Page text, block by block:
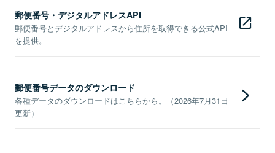
郵便番号・デジタルアドレスAPI
郵便番号とデジタルアドレスから住所を取得できる公式API
を提供。
郵便番号データのダウンロード
各種データのダウンロードはこちらから。（2026年7月31日
更新）